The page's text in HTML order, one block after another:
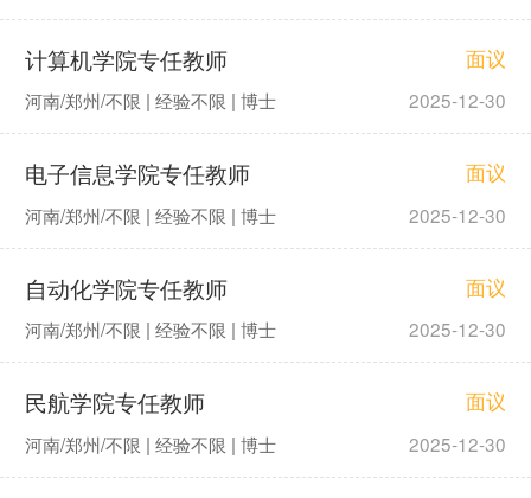
计算机学院专任教师 面议
河南/郑州/不限 | 经验不限 | 博士 2025-12-30
电子信息学院专任教师 面议
河南/郑州/不限 | 经验不限 | 博士 2025-12-30
自动化学院专任教师 面议
河南/郑州/不限 | 经验不限 | 博士 2025-12-30
民航学院专任教师 面议
河南/郑州/不限 | 经验不限 | 博士 2025-12-30